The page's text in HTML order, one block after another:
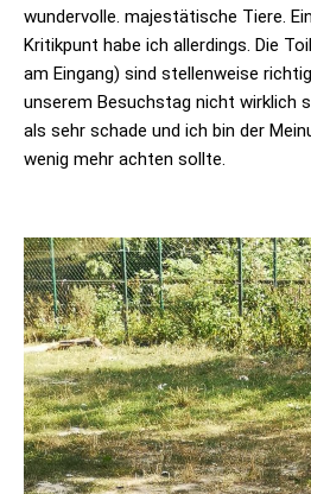
wundervolle. majestätische Tiere.
Kritikpunt habe ich allerdings. Die
am Eingang) sind stellenweise
unserem Besuchstag nicht wirklich
als sehr schade und ich bin der
wenig mehr achten sollte.